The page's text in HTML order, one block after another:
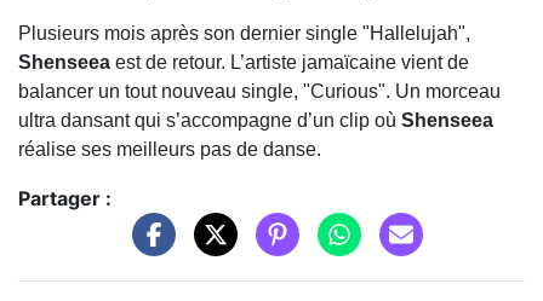
Plusieurs mois après son dernier single "Hallelujah",
Shenseea est de retour. L’artiste jamaïcaine vient de
balancer un tout nouveau single, "Curious". Un morceau
ultra dansant qui s’accompagne d’un clip où Shenseea
réalise ses meilleurs pas de danse.
Partager :